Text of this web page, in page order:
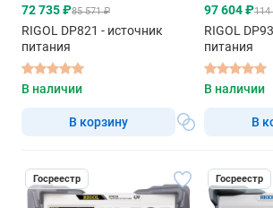
72 735 ₽85 571 ₽
RIGOL DP821 - источник
питания
В наличии
В корзину
97 604 ₽114
RIGOL
питания
В наличии
В
Госреестр Госреестр